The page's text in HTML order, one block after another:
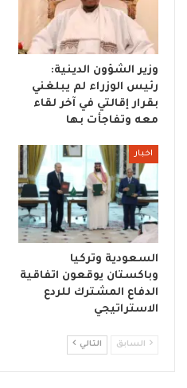
وزير الشؤون الدينية:
رئيس الوزراء لم يبلغني
بقرار إقالتي في آخر لقاء
معه وتفاجأت بها
اخبار
السعودية وتركيا
وباكستان يوقعون اتفاقية
الدفاع المشترك للردع
الاستراتيجي
السابق التالي